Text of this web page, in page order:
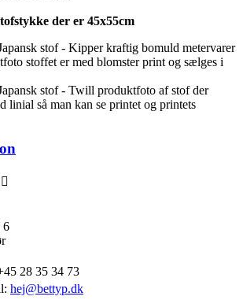
der er 45x55cm

6
28 35 34 73
hej@bettyp.dk